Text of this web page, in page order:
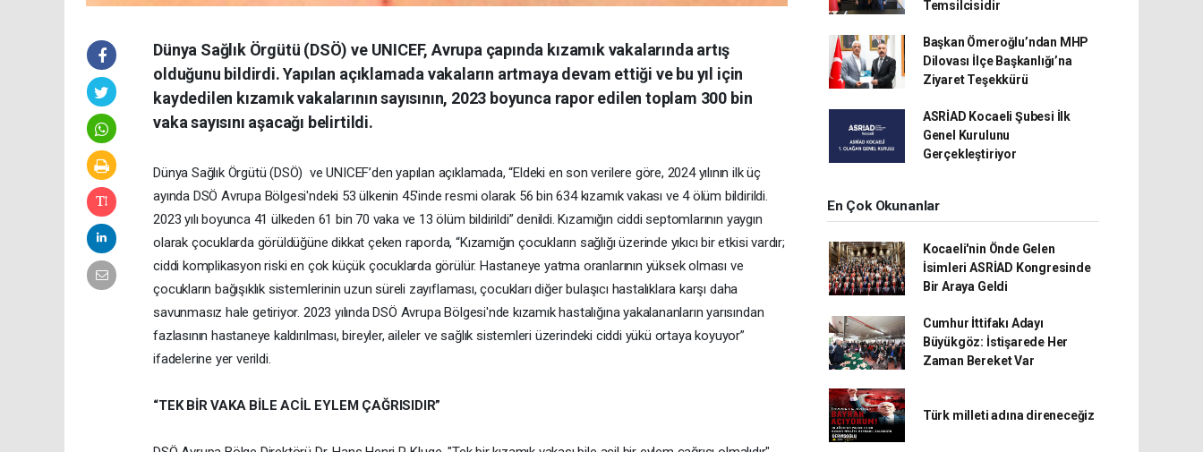
Dünya Sağlık Örgütü (DSÖ) ve UNICEF, Avrupa çapında kızamık vakalarında artış
olduğunu bildirdi. Yapılan açıklamada vakaların artmaya devam ettiği ve bu yıl için
kaydedilen kızamık vakalarının sayısının, 2023 boyunca rapor edilen toplam 300 bin
vaka sayısını aşacağı belirtildi.
Dünya Sağlık Örgütü (DSÖ) ve UNICEF’den yapılan açıklamada, “Eldeki en son verilere göre, 2024 yılının ilk üç
ayında DSÖ Avrupa Bölgesi'ndeki 53 ülkenin 45'inde resmi olarak 56 bin 634 kızamık vakası ve 4 ölüm bildirildi.
2023 yılı boyunca 41 ülkeden 61 bin 70 vaka ve 13 ölüm bildirildi” denildi. Kızamığın ciddi septomlarının yaygın
olarak çocuklarda görüldüğüne dikkat çeken raporda, “Kızamığın çocukların sağlığı üzerinde yıkıcı bir etkisi vardır;
ciddi komplikasyon riski en çok küçük çocuklarda görülür. Hastaneye yatma oranlarının yüksek olması ve
çocukların bağışıklık sistemlerinin uzun süreli zayıflaması, çocukları diğer bulaşıcı hastalıklara karşı daha
savunmasız hale getiriyor. 2023 yılında DSÖ Avrupa Bölgesi'nde kızamık hastalığına yakalananların yarısından
fazlasının hastaneye kaldırılması, bireyler, aileler ve sağlık sistemleri üzerindeki ciddi yükü ortaya koyuyor”
ifadelerine yer verildi.
“TEK BİR VAKA BİLE ACİL EYLEM ÇAĞRISIDIR”
Temsilcisidir
Başkan Ömeroğlu’ndan MHP
Dilovası İlçe Başkanlığı’na
Ziyaret Teşekkürü
ASRİAD Kocaeli Şubesi İlk
Genel Kurulunu
Gerçekleştiriyor
En Çok Okunanlar
Kocaeli'nin Önde Gelen
İsimleri ASRİAD Kongresinde
Bir Araya Geldi
Cumhur İttifakı Adayı
Büyükgöz: İstişarede Her
Zaman Bereket Var
Türk milleti adına direneceğiz